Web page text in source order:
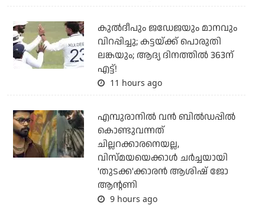
കുല്‍ദീപും ജഡേജയും മാനവും
വിറപ്പിച്ചു; കട്ടയ്ക്ക് പൊരുതി
ലങ്കയും; ആദ്യ ദിനത്തില്‍ 363ന്
എട്ട്!
11 hours ago
എമ്പുരാനില്‍ വന്‍ ബില്‍ഡപ്പില്‍
കൊണ്ടുവന്നത്
ചില്ലറക്കാരനെയല്ല,
വിസ്മയയെക്കാള്‍ ചര്‍ച്ചയായി
'തുടക്ക'ക്കാരന്‍ ആശിഷ് ജോ
ആന്റണി
9 hours ago